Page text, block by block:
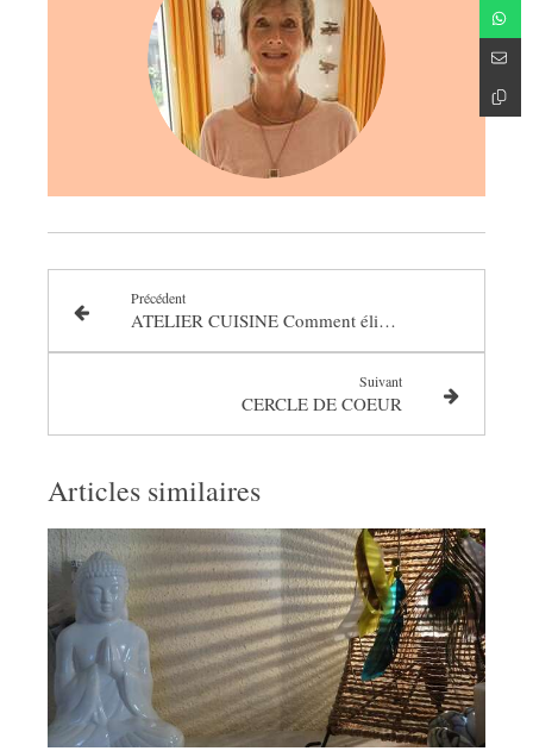
Précédent
ATELIER CUISINE Comment éliminer le sucre en douceur ?
Suivant
CERCLE DE COEUR
Articles similaires